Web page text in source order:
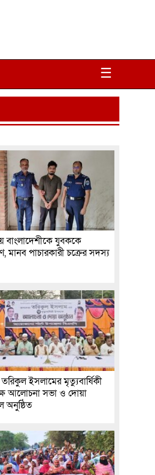
☰
বাংলাদেশীকে যুবককে
মানব পাচারকারী চক্রের সদস্য
তরিকুল ইসলামের মৃত্যুবার্ষিকী
আলোচনা সভা ও দোয়া
অনুষ্ঠিত